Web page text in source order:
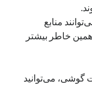
منابع
خاطر بیشتر
گوشی، می‌توانید